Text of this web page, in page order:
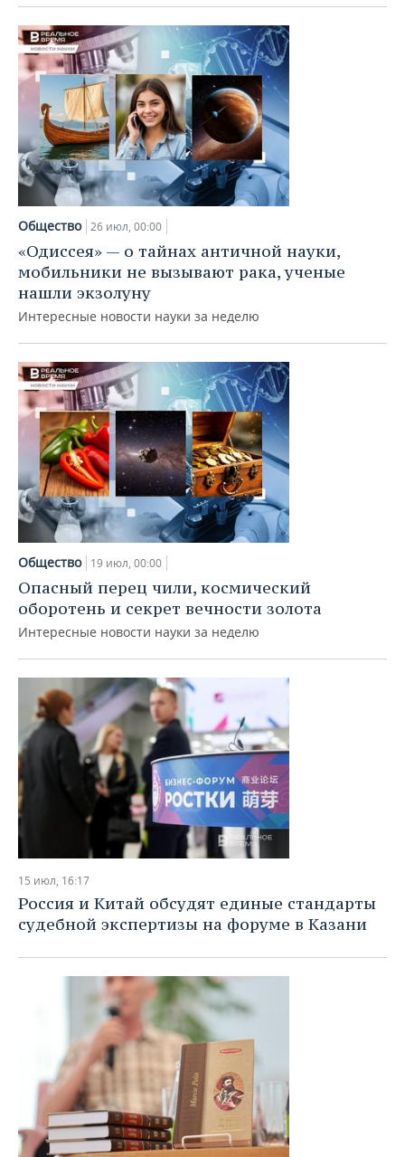
Общество 26 июл, 00:00
«Одиссея» — о тайнах античной науки,
мобильники не вызывают рака, ученые
нашли экзолуну
Интересные новости науки за неделю
Общество 19 июл, 00:00
Опасный перец чили, космический
оборотень и секрет вечности золота
Интересные новости науки за неделю
15 июл, 16:17
Россия и Китай обсудят единые стандарты
судебной экспертизы на форуме в Казани